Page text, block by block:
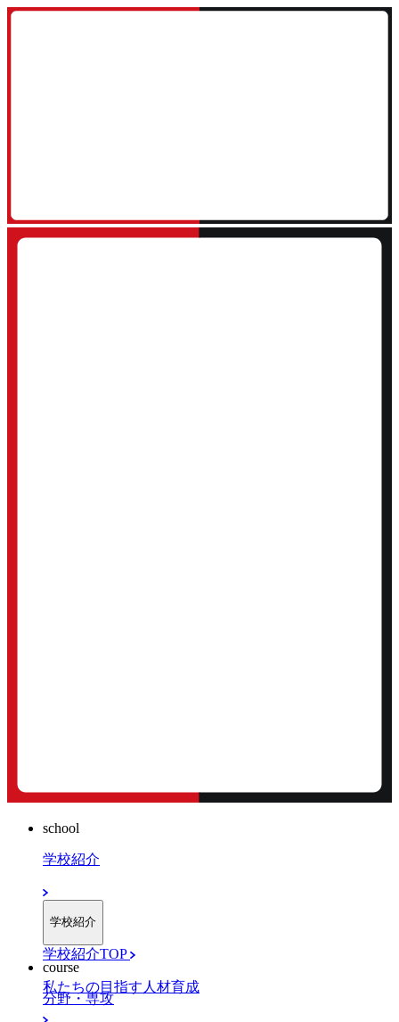
school
学校紹介
学校紹介
学校紹介TOP
私たちの目指す人材育成
course
分野・専攻